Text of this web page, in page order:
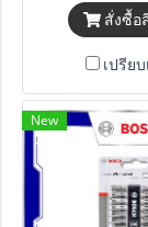
สั่งซื้อ
เปรีย
New